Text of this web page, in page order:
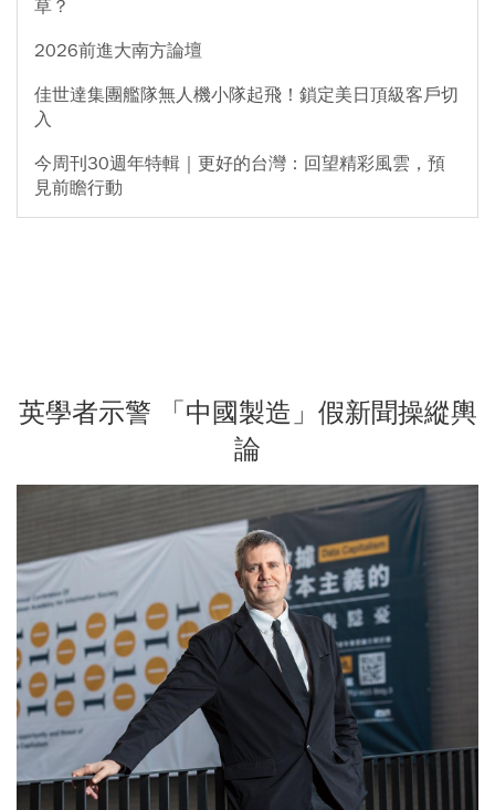
草？
2026前進大南方論壇
佳世達集團艦隊無人機小隊起飛！鎖定美日頂級客戶切
入
今周刊30週年特輯｜更好的台灣：回望精彩風雲，預
見前瞻行動
英學者示警 「中國製造」假新聞操縱輿
論